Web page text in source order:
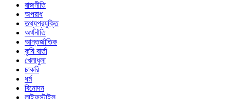
রাজনীতি
অপরাধ
তথ্যপ্রযুক্তি
অর্থনীতি
আন্তর্জাতিক
কৃষি বার্তা
খেলাধুলা
চাকরি
ধর্ম
বিনোদন
লাইফস্টাইল